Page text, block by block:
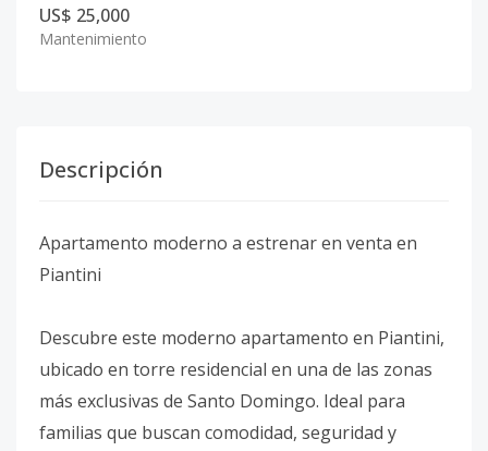
US$ 25,000
Mantenimiento
Descripción
Apartamento moderno a estrenar en venta en
Piantini
Descubre este moderno apartamento en Piantini,
ubicado en torre residencial en una de las zonas
más exclusivas de Santo Domingo. Ideal para
familias que buscan comodidad, seguridad y